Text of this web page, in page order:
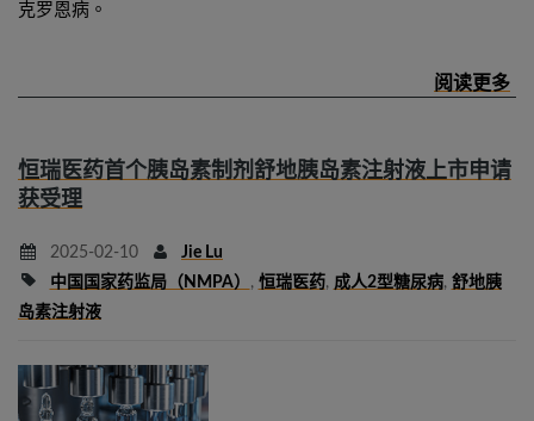
克罗恩病。
恒瑞医药首个胰岛素制剂舒地胰岛素注射液上市申请
获受理
2025-02-10
Jie Lu
中国国家药监局（NMPA）
, 恒瑞医药, 成人2型糖尿病, 舒地胰
岛素注射液